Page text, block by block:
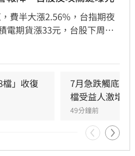
費半大漲2.56%，台指期夜
電期貨漲33元，台股下周一
溫。美股4大指數全面收
點，再創歷史新高；那斯
點、漲幅1.33%，收
半導體指數表現最強，大漲
，收12,356.79點，科技及
頭主力。
」收復
7月急跌觸底　
檔受益人激增！
49分鐘前